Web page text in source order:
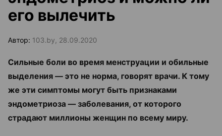
его вылечить
Автор: 103.by, 28.09.2020
Сильные боли во время менструации и обильные
выделения — это не норма, говорят врачи. К тому
же эти симптомы могут быть признаками
эндометриоза — заболевания, от которого
страдают миллионы женщин по всему миру.